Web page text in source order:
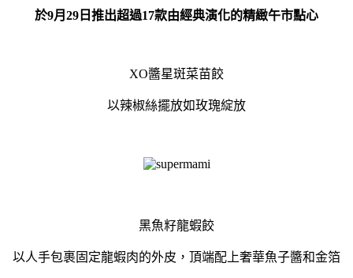
於9月29日推出超過17款由經典演化的精緻午市點心
XO醬星斑菜苗餃
以辣椒絲擺放如玫瑰綻放
黑魚籽龍蝦餃
以人手包裹固定龍蝦肉的外皮，頂端配上奢華魚子醬和金箔